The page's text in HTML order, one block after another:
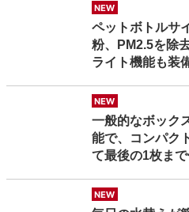
ペットボトルサ
粉、PM2.5を除
ライト機能も装
一般的なボック
能で、コンパク
て最後の1枚ま